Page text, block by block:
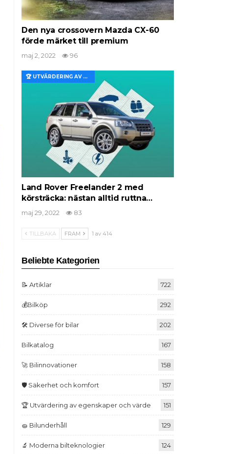
Den nya crossovern Mazda CX-60
förde märket till premium
maj 2, 2022 96
🏆 UTVÄRDERING AV EGENSKAPER OCH VÄRDE
Land Rover Freelander 2 med
körsträcka: nästan alltid ruttna…
maj 29, 2022 83
TILLBAKA FRAM 1 av 414
Beliebte Kategorien
📝 Artiklar 722
💰Bilköp 292
🛠️ Diverse för bilar 202
Bilkatalog 167
🚀 Bilinnovationer 158
🛡️ Säkerhet och komfort 157
🏆 Utvärdering av egenskaper och värde 151
🧽 Bilunderhåll 129
🔬 Moderna bilteknologier 124